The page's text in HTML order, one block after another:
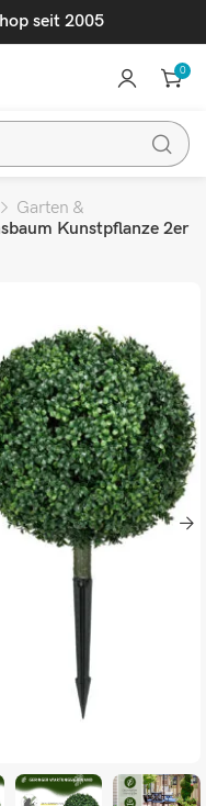
seit 2005
0
Garten &
Kunstpflanze 2er